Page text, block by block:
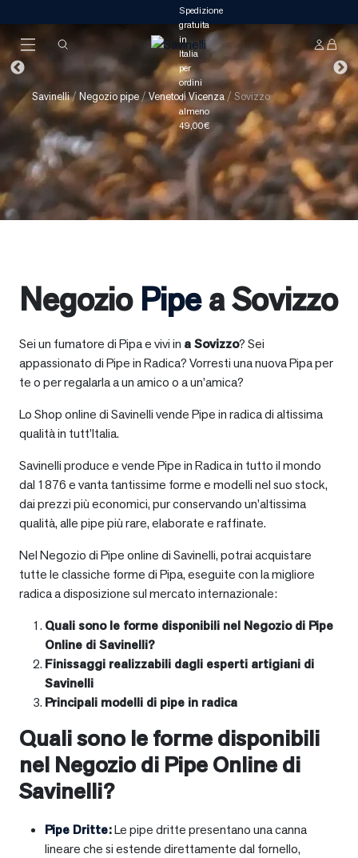
Savinelli/ Negozio pipe/Veneto/Vicenza / Sovizzo
Negozio Pipea Sovizzo
Sei un fumatore di Pipa e vivi in aSovizzo? Sei
appassionato di Pipe in Radica? Vorresti una nuova Pipa per
te o per regalarla a un amico o a un’amica?
Lo Shop online di Savinelli vende Pipe in radica di altissima
qualità in tutt’Italia.
Savinelli produce e vende Pipe in Radica in tutto il mondo
dal 1876 e vanta tantissime forme e modelli nel suo stock,
dai prezzi più economici, pur conservando un’altissima
qualità, alle pipe più rare, elaborate e raffinate.
Nel Negozio di Pipe online di Savinelli, potrai acquistare
tutte le classiche forme di Pipa, eseguite con la migliore
radica a disposizione sul mercato internazionale:
Quali sono le forme disponibili nel Negozio di Pipe
Online di Savinelli?
Finissaggi realizzabili dagli esperti artigiani di
Savinelli
Principali modelli di pipe in radica
Quali sono le forme disponibili
nel Negozio di Pipe Online di
Savinelli?
Pipe Dritte:Le pipe dritte presentano una canna
lineare che si estende direttamente dal fornello,